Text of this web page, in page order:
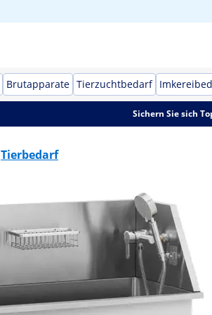
Brutapparate Tierzuchtbedarf
Sichern Sie sich
Tierbedarf